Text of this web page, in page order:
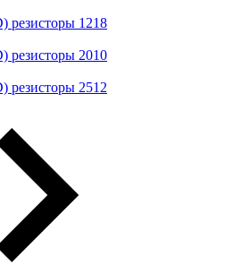
резисторы 1218
резисторы 2010
резисторы 2512